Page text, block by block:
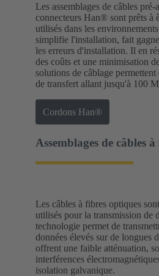
Les assemblages de câbles pré-
connecteurs Han® sont prêts à
utilisés dans les
simplifie l'installation, fait
les erreurs d'installation. Il en
des coûts et une minimisation
solutions de câblage
de transfert allant jusqu'à 100
Cordons Han®
Assemblages de câbles
Les câbles à fibres optiques
utilisés pour la transmission de
technologie permet de
données élevés sur de longues
offrent une faible atténuation,
interférences
isolation galvanique.